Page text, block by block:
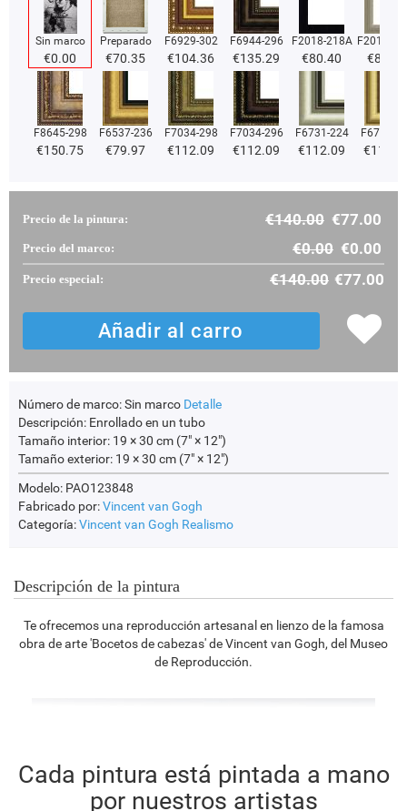
Sin marco
€0.00
Preparado
€70.35
F6929-302
€104.36
F6944-296
€135.29
F2018-218A
€80.40
F2018-
€80.40
F8645-298
€150.75
F6537-236
€79.97
F7034-298
€112.09
F7034-296
€112.09
F6731-224
€112.09
F6731-
€
Precio de la pintura: €140.00 €77.00
Precio del marco: €0.00 €0.00
Precio especial: €140.00 €77.00
Número de marco:Sin marco Detalle
Descripción: Enrollado en un tubo
Tamaño interior: 19 × 30 cm (7" × 12")
Tamaño exterior: 19 × 30 cm (7" × 12")
Modelo: PAO123848
Fabricado por:Vincent van Gogh
Categoría:Vincent van Gogh Realismo
Descripción de la pintura
Te ofrecemos una reproducción artesanal en lienzo de la famosa
obra de arte 'Bocetos de cabezas' de Vincent van Gogh, del Museo
de Reproducción.
Cada pintura está pintada a mano
por nuestros artistas